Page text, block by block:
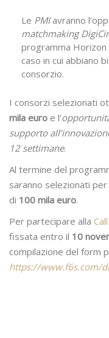
Le PMIavranno
matchmaking
programma
caso in cui abbiano
consorzio.
I consorzi selezionati
mila euro e l’
supporto
12 settimane.
Al termine del
saranno selezionati
di 100 mila euro.
Per partecipare alla
fissata entro il 10
compilazione del form
https://www.f6s.com/